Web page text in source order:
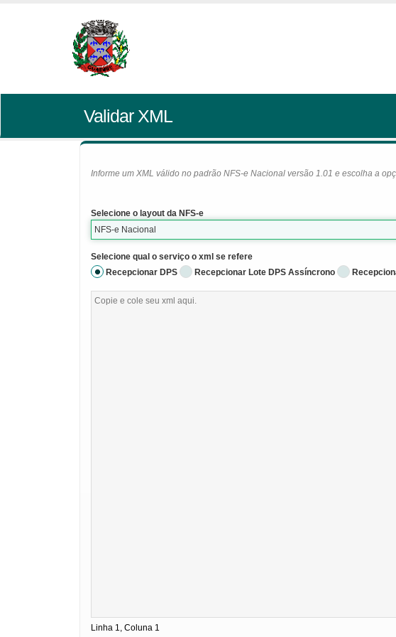
Validar XML
Informe um XML válido no padrão NFS-e Nacional versão 1.01 e escolha a
Selecione o layout da NFS-e
NFS-e Nacional
Selecione qual o serviço o xml se refere
Recepcionar DPS
Recepcionar Lote DPS Assíncrono
Linha 1, Coluna 1